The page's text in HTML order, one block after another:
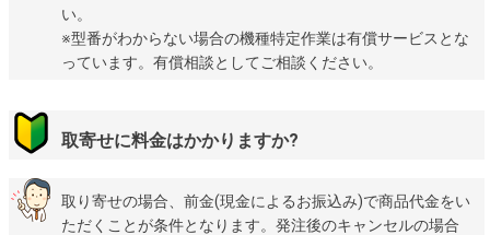
い。
※型番がわからない場合の機種特定作業は有償サービスとな
っています。有償相談としてご相談ください。
取寄せに料金はかかりますか?
取り寄せの場合、前金(現金によるお振込み)で商品代金をい
ただくことが条件となります。発注後のキャンセルの場合